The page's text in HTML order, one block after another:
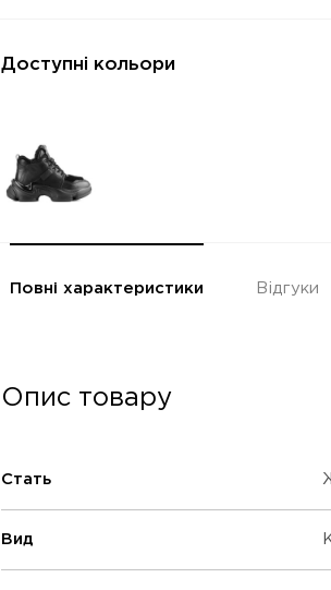
Доступні кольори
Повні характеристики Відгуки
Опис товару
Стать
Вид